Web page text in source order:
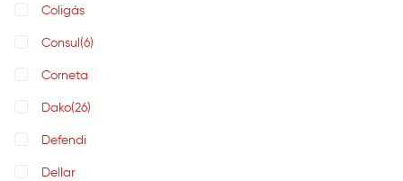
Coligás
Consul (6)
Corneta
Dako(26)
Defendi
Dellar